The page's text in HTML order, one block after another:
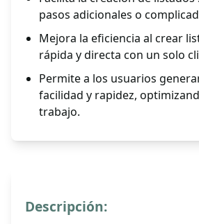
pasos adicionales o
Mejora la eficiencia al crear
rápida y directa con un solo
Permite a los usuarios
facilidad y rapidez,
trabajo.
Descripción: